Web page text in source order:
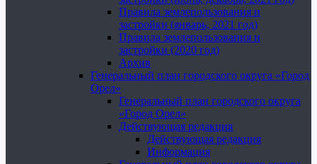
Правила землепользования и
застройки (январь, 2021 год)
Правила землепользования и
застройки (2020 год)
Архив
Генеральный план городского округа «Город
Орел»
Генеральный план городского округа
«Город Орел»
Действующая редакция
Действующая редакция
Информация